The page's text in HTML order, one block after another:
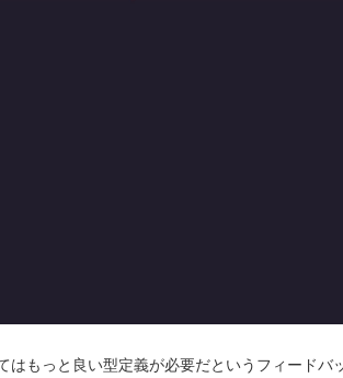
もっと良い型定義が必要だというフィードバ